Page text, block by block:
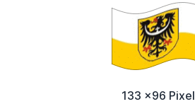
133 x96 Pixel